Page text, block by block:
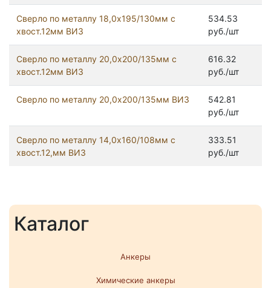
Каталог
Анкеры
Химические анкеры
Сверло по металлу 18,0х195/130мм с
хвост.12мм ВИЗ
534.53
руб./шт
Сверло по металлу 20,0х200/135мм с
хвост.12мм ВИЗ
616.32
руб./шт
Сверло по металлу 20,0х200/135мм ВИЗ
542.81
руб./шт
Сверло по металлу 14,0х160/108мм с
хвост.12,мм ВИЗ
333.51
руб./шт